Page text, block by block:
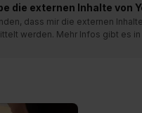
die externen Inhalte von
dass mir die externen
werden. Mehr Infos gibt es